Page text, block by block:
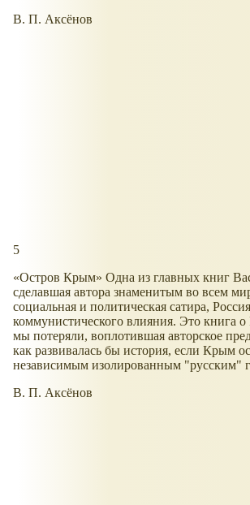
В. П. Аксёнов
5
«Остров Крым» Одна из главных книг
сделавшая автора знаменитым во всем
социальная и политическая сатира,
коммунистического влияния. Это книга
мы потеряли, воплотившая авторское
как развивалась бы история, если Крым
независимым изолированным "русским"
В. П. Аксёнов